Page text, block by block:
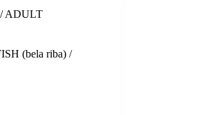
ADULT
(bela riba) /